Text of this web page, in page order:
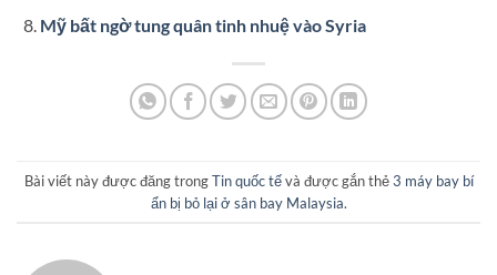
Mỹ bất ngờ tung quân tinh nhuệ vào Syria
Bài viết này được đăng trongTin quốc tếvà được gắn thẻ3 máy bay bí
ẩn bị bỏ lại ở sân bay Malaysia.